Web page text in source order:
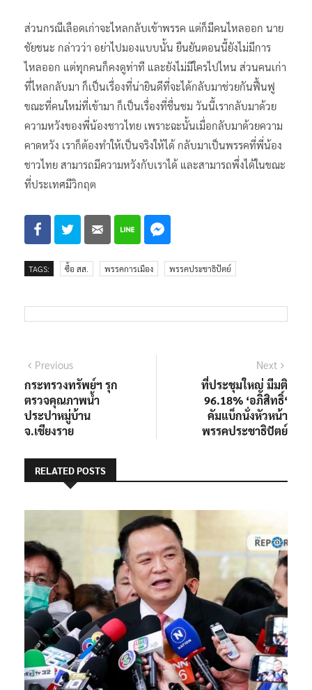
ส่วนกรณีเลือดเก่าจะไหลกลับเข้าพรรค​ แต่ก็มีคนไหลออก​ นาย
ชัยชนะ​ กล่าวว่า​ อย่าไปมองแบบนั้น ยืนยันตอนนี้ยังไม่มีการ
ไหลออก​ แต่ทุกคนก็คงดูท่าที และยังไม่มีใครไปไหน​ ส่วนคนเก่า
ที่ไหลกลับมา​ ก็เป็นเรื่องที่น่ายินดีที่จะได้กลับมาช่วยกันฟื้นฟู​
ขณะที่คนใหม่​ที่เข้ามา​ ก็เป็นเรื่องที่ชื่นชม​ วันนี้เรากลับมาด้วย
ความหวังของพี่น้องชาวไทย เพราะฉะนั้นเมื่อกลับมาด้วยความ
คาดหวัง เราก็ต้องทำให้เป็นจริงให้ได้ กลับมาเป็นพรรคที่พี่น้อง
ชาวไทย​ สามารถมีความหวังกับเราได้ และสามารถพึ่งได้ในขณะ
ที่ประเทศมีวิกฤต
TAGS: ซื้อ​ สส. พรรคการเมือง พรรคประชาธิปัตย์​
แนะแนว
เรื่อง
PreviousPrevious
post:
กระทรวงทรัพย์ฯ รุก
ตรวจคุณภาพน้ำ
ประปาหมู่บ้าน
จ.เชียงราย
Next
ที่ประชุมใหญ่ มีมติ
96.18% ‘อภิสิทธิ์‘
คัมแบ็กนั่งหัวหน้า
พรรคประชาธิปัตย์
RELATED POSTS